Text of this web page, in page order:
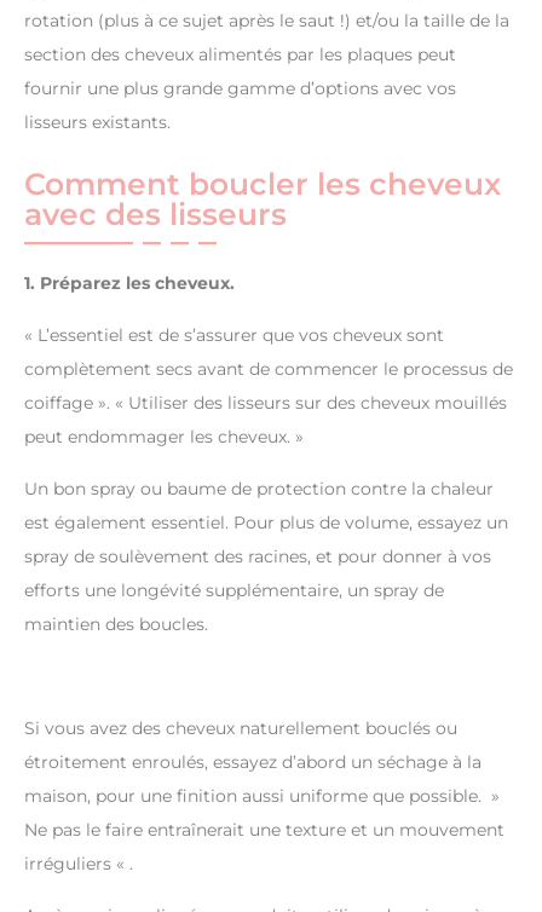
rotation (plus à ce sujet après le saut !) et/ou la taille de la
section des cheveux alimentés par les plaques peut
fournir une plus grande gamme d’options avec vos
lisseurs existants.
Comment boucler les cheveux
avec des lisseurs
1. Préparez les cheveux.
« L’essentiel est de s’assurer que vos cheveux sont
complètement secs avant de commencer le processus de
coiffage ». « Utiliser des lisseurs sur des cheveux mouillés
peut endommager les cheveux. »
Un bon spray ou baume de protection contre la chaleur
est également essentiel. Pour plus de volume, essayez un
spray de soulèvement des racines, et pour donner à vos
efforts une longévité supplémentaire, un spray de
maintien des boucles.
Si vous avez des cheveux naturellement bouclés ou
étroitement enroulés, essayez d’abord un séchage à la
maison, pour une finition aussi uniforme que possible. »
Ne pas le faire entraînerait une texture et un mouvement
irréguliers « .